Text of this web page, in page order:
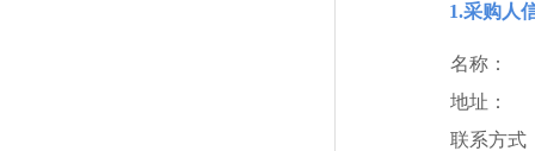
1.采购人
名称：
地址：
联系方式